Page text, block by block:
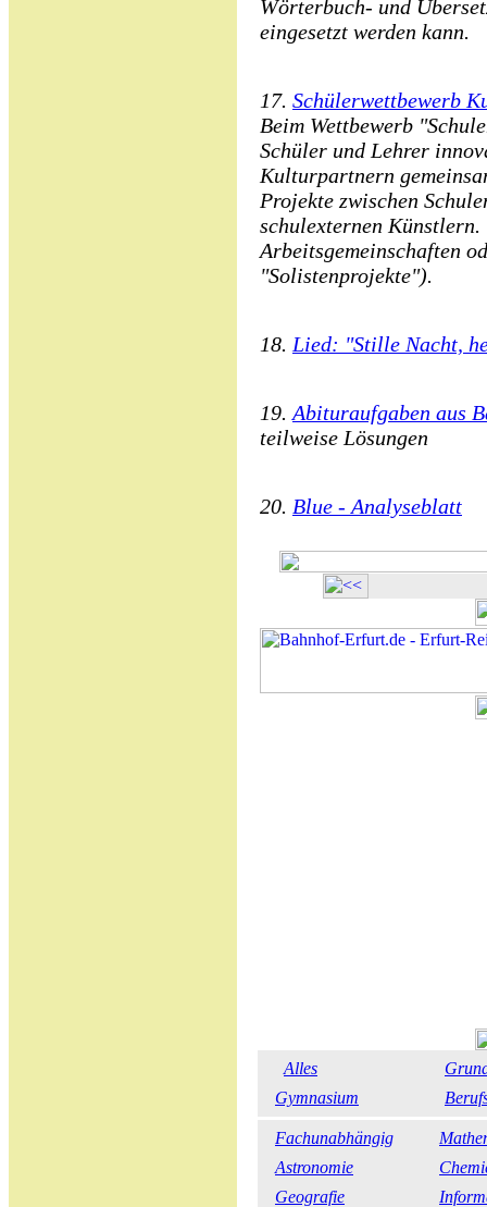
Wörterbuch- und
eingesetzt werden kann.
17. Schülerwettbewerb
Beim Wettbewerb
Schüler und Lehrer
Kulturpartnern
Projekte zwischen
schulexternen Künstlern.
Arbeitsgemeinschaften
"Solistenprojekte").
18. Lied: "Stille Nacht,
19. Abituraufgaben aus
teilweise Lösungen
20. Blue - Analyseblatt
Alles
Gymnasium
Fachunabhängig
Astronomie
Geografie